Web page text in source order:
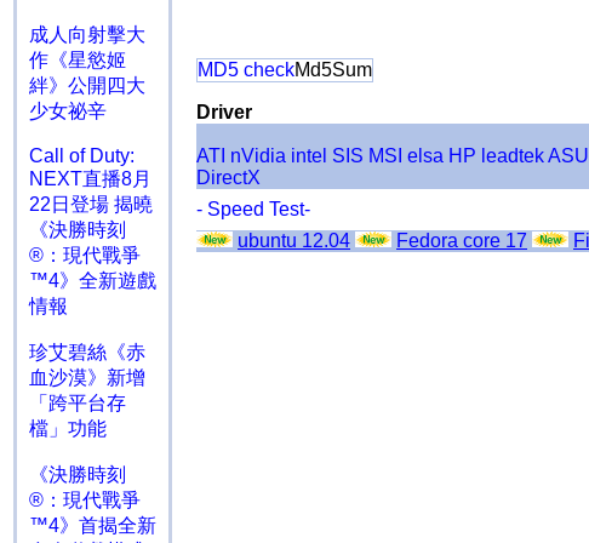
成人向射擊大
作《星慾姬
絆》公開四大
少女祕辛
Call of Duty:
NEXT直播8月
22日登場 揭曉
《決勝時刻
®：現代戰爭
™4》全新遊戲
情報
珍艾碧絲《赤
血沙漠》新增
「跨平台存
檔」功能
《決勝時刻
®：現代戰爭
™4》首揭全新
MD5 checkMd5Sum
Driver
ATI nVidia intel SIS MSI elsa HP leadtek
DirectX
- Speed Test-
ubuntu 12.04
Fedora core 17